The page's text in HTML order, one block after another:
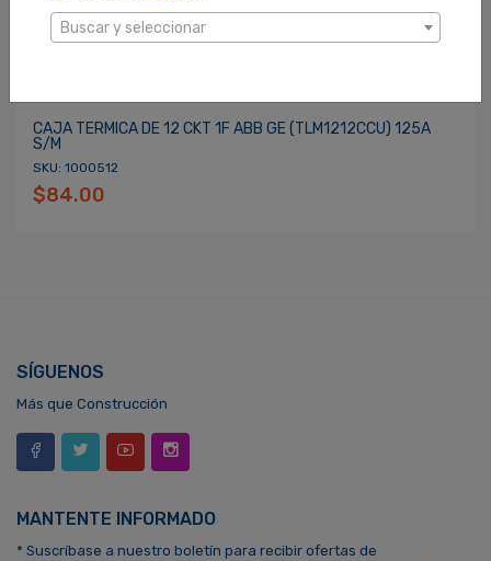
Buscar y seleccionar
CAJA TERMICA DE 12 CKT 1F ABB GE (TLM1212CCU) 125A
S/M
SKU: 1000512
$84.00
SÍGUENOS
Más que Construcción
MANTENTE INFORMADO
* Suscríbase a nuestro boletín para recibir ofertas de